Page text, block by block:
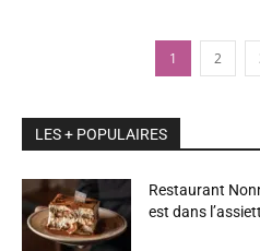
1 2
LES + POPULAIRES
Restaurant
est dans